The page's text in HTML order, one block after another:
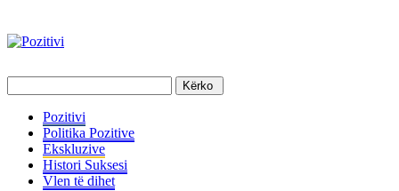
Pozitivi
Politika Pozitive
Ekskluzive
Histori Suksesi
Vlen të dihet